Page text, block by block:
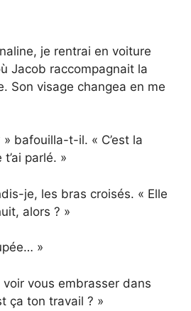
je rentrai en voiture
Jacob raccompagnait la
Son visage changea en me
bafouilla-t-il. « C’est la
parlé. »
je, les bras croisés. « Elle
alors ? »
»
vous embrasser dans
ça ton travail ? »